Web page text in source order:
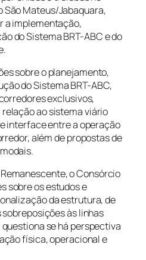
Mateus/Jabaquara,
a implementação,
do Sistema BRT-ABC e do
sobre o planejamento,
do Sistema BRT-ABC,
exclusivos,
ao sistema viário
interface entre a operação
além de propostas de
o Consórcio
sobre os estudos e
da estrutura, de
às linhas
se há perspectiva
física, operacional e